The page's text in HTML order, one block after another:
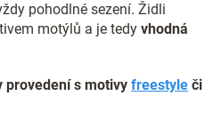
pohodlné sezení. Židli
motýlů a je tedy vhodná
provedení s motivy freestyle či